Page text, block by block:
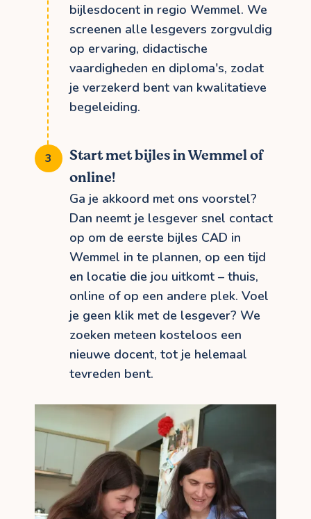
bijlesdocent in regio Wemmel. We
screenen alle lesgevers zorgvuldig
op ervaring, didactische
vaardigheden en diploma's, zodat
je verzekerd bent van kwalitatieve
begeleiding.
Start met bijles in Wemmel of
online!
Ga je akkoord met ons voorstel?
Dan neemt je lesgever snel contact
op om de eerste bijles CAD in
Wemmel in te plannen, op een tijd
en locatie die jou uitkomt – thuis,
online of op een andere plek. Voel
je geen klik met de lesgever? We
zoeken meteen kosteloos een
nieuwe docent, tot je helemaal
tevreden bent.